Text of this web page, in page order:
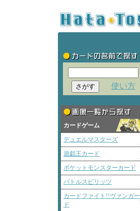
使い方
カードゲーム
デュエルマスターズ
遊戯王カード
ポケットモンスターカード
バトルスピリッツ
カードファイト!!ヴァンガー
ド